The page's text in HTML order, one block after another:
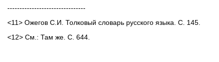
--------------------------------
<11> Ожегов С.И. Толковый словарь русского языка. С. 145.
<12> См.: Там же. С. 644.